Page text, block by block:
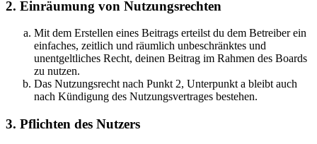
2. Einräumung von Nutzungsrechten
Mit dem Erstellen eines Beitrags erteilst du dem Betreiber ein
einfaches, zeitlich und räumlich unbeschränktes und
unentgeltliches Recht, deinen Beitrag im Rahmen des Boards
zu nutzen.
Das Nutzungsrecht nach Punkt 2, Unterpunkt a bleibt auch
nach Kündigung des Nutzungsvertrages bestehen.
3. Pflichten des Nutzers